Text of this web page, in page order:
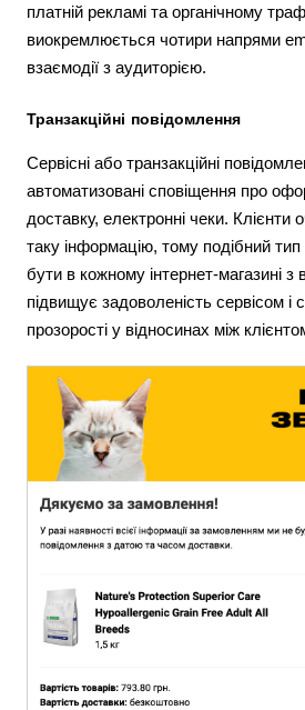
платній рекламі та органічному
виокремлюється чотири напрями
взаємодії з аудиторією.
Транзакційні повідомлення
Сервісні або транзакційні
автоматизовані сповіщення про
доставку, електронні чеки. Клієнти
таку інформацію, тому подібний
бути в кожному інтернет-магазині
підвищує задоволеність сервісом і
прозорості у відносинах між